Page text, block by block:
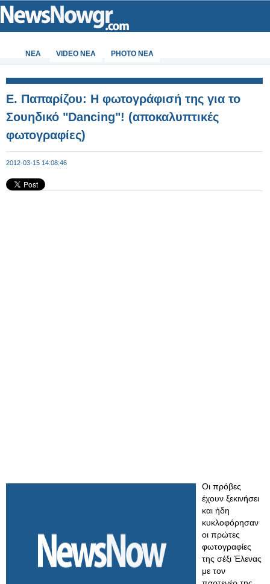
ΝΕΑ VIDEO NEA PHOTO NEA
Ε. Παπαρίζου: Η φωτογράφισή της για το
Σουηδικό "Dancing"! (αποκαλυπτικές
φωτογραφίες)
2012-03-15 14:08:46
Οι πρόβες
έχουν ξεκινήσει
και ήδη
κυκλοφόρησαν
οι πρώτες
φωτογραφίες
της σέξι Έλενας
με τον